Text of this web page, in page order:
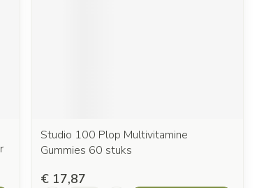
Studio 100 Plop Multivitamine
Gummies 60 stuks
€ 17,87